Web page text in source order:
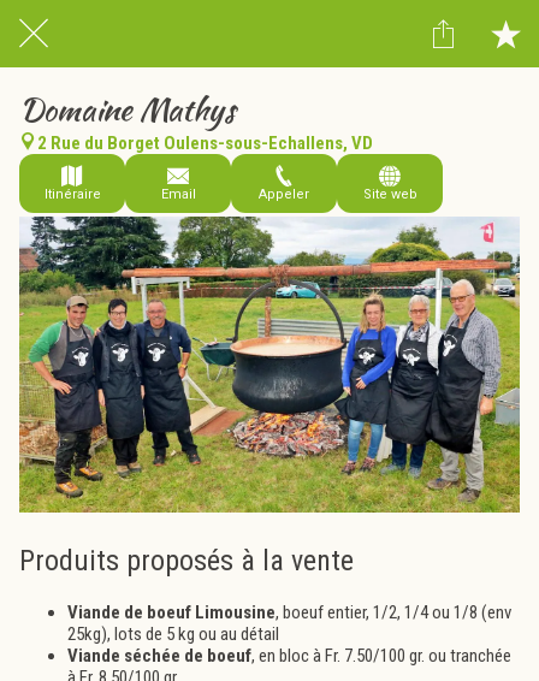
Domaine Mathys
2 Rue du Borget Oulens-sous-Echallens, VD
Itinéraire Email Appeler Site web
Produits proposés à la vente
Viande de boeuf Limousine, boeuf entier, 1/2, 1/4 ou 1/8 (env
25kg), lots de 5 kg ou au détail
Viande séchée de boeuf, en bloc à Fr. 7.50/100 gr. ou tranchée